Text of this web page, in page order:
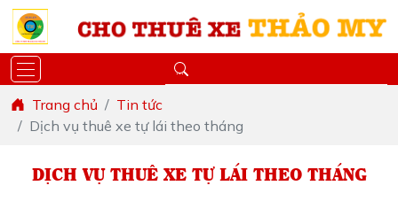
Trang chủ
Tin tức
Dịch vụ thuê xe tự lái theo tháng
DỊCH VỤ THUÊ XE TỰ LÁI THEO THÁNG